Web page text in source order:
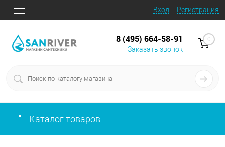
Вход Регистрация
8 (495) 664-58-91
Заказать звонок
0
Каталог товаров